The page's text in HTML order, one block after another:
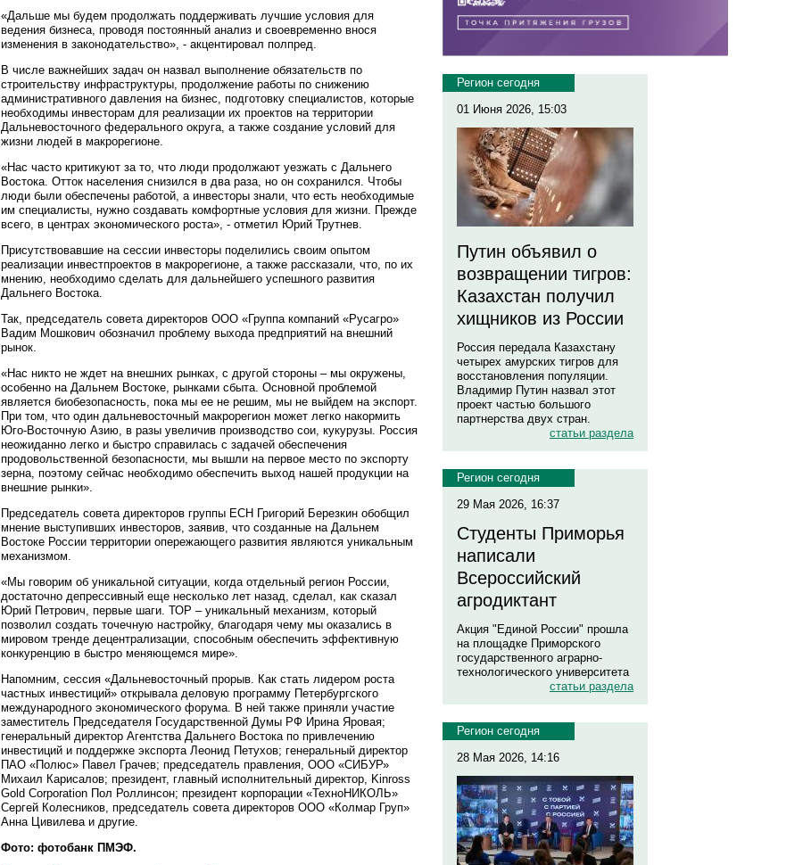
«Дальше мы будем продолжать поддерживать лучшие условия для
ведения бизнеса, проводя постоянный анализ и своевременно внося
изменения в законодательство», - акцентировал полпред.
В числе важнейших задач он назвал выполнение обязательств по
строительству инфраструктуры, продолжение работы по снижению
административного давления на бизнес, подготовку специалистов, которые
необходимы инвесторам для реализации их проектов на территории
Дальневосточного федерального округа, а также создание условий для
жизни людей в макрорегионе.
«Нас часто критикуют за то, что люди продолжают уезжать с Дальнего
Востока. Отток населения снизился в два раза, но он сохранился. Чтобы
люди были обеспечены работой, а инвесторы знали, что есть необходимые
им специалисты, нужно создавать комфортные условия для жизни. Прежде
всего, в центрах экономического роста», - отметил Юрий Трутнев.
Присутствовавшие на сессии инвесторы поделились своим опытом
реализации инвестпроектов в макрорегионе, а также рассказали, что, по их
мнению, необходимо сделать для дальнейшего успешного развития
Дальнего Востока.
Так, председатель совета директоров ООО «Группа компаний «Русагро»
Вадим Мошкович обозначил проблему выхода предприятий на внешний
рынок.
«Нас никто не ждет на внешних рынках, с другой стороны – мы окружены,
особенно на Дальнем Востоке, рынками сбыта. Основной проблемой
является биобезопасность, пока мы ее не решим, мы не выйдем на экспорт.
При том, что один дальневосточный макрорегион может легко накормить
Юго-Восточную Азию, в разы увеличив производство сои, кукурузы. Россия
неожиданно легко и быстро справилась с задачей обеспечения
продовольственной безопасности, мы вышли на первое место по экспорту
зерна, поэтому сейчас необходимо обеспечить выход нашей продукции на
внешние рынки».
Председатель совета директоров группы ЕСН Григорий Березкин обобщил
мнение выступивших инвесторов, заявив, что созданные на Дальнем
Востоке России территории опережающего развития являются уникальным
механизмом.
«Мы говорим об уникальной ситуации, когда отдельный регион России,
достаточно депрессивный еще несколько лет назад, сделал, как сказал
Юрий Петрович, первые шаги. ТОР – уникальный механизм, который
позволил создать точечную настройку, благодаря чему мы оказались в
мировом тренде децентрализации, способным обеспечить эффективную
конкуренцию в быстро меняющемся мире».
Напомним, сессия «Дальневосточный прорыв. Как стать лидером роста
частных инвестиций» открывала деловую программу Петербургского
международного экономического форума. В ней также приняли участие
заместитель Председателя Государственной Думы РФ Ирина Яровая;
генеральный директор Агентства Дальнего Востока по привлечению
инвестиций и поддержке экспорта Леонид Петухов; генеральный директор
ПАО «Полюс» Павел Грачев; председатель правления, ООО «СИБУР»
Михаил Карисалов; президент, главный исполнительный директор, Kinross
Gold Corporation Пол Роллинсон; президент корпорации «ТехноНИКОЛЬ»
Сергей Колесников, председатель совета директоров ООО «Колмар Груп»
Анна Цивилева и другие.
Фото: фотобанк ПМЭФ.
Регион сегодня
01 Июня 2026, 15:03
Путин объявил о
возвращении тигров:
Казахстан получил
хищников из России
Россия передала Казахстану
четырех амурских тигров для
восстановления популяции.
Владимир Путин назвал этот
проект частью большого
партнерства двух стран.
статьи раздела
Регион сегодня
29 Мая 2026, 16:37
Студенты Приморья
написали
Всероссийский
агродиктант
Акция "Единой России" прошла
на площадке Приморского
государственного аграрно-
технологического университета
статьи раздела
Регион сегодня
28 Мая 2026, 14:16